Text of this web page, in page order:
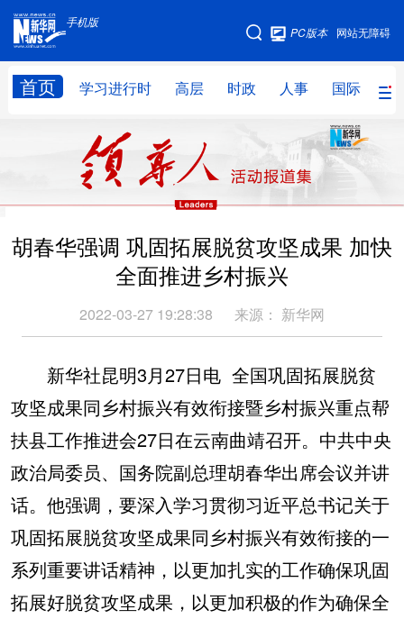
手机版
网站无障碍
PC版本
首页 学习进行时 高层 时政 人事 国际 财
手机版
网站地图
高层 人事
财经 网评
台湾 思客智库 全球连线 教育
科技 科创 量子 体育
书画 健康
视频 图片
法律 汽车
食品 人居 信息化 数字经济
学术中国 乡村振兴 银龄 溯源中国
城市 旅游 能源 会展
彩票 娱乐 时尚 悦读
公益 一带一路 亚太网 上市公司
文化产业
胡春华强调 巩固拓展脱贫攻坚成果 加快
全面推进乡村振兴
2022-03-27 19:28:38 来源： 新华网
新华社昆明3月27日电 全国巩固拓展脱贫
攻坚成果同乡村振兴有效衔接暨乡村振兴重点帮
扶县工作推进会27日在云南曲靖召开。中共中央
政治局委员、国务院副总理胡春华出席会议并讲
话。他强调，要深入学习贯彻习近平总书记关于
巩固拓展脱贫攻坚成果同乡村振兴有效衔接的一
系列重要讲话精神，以更加扎实的工作确保巩固
拓展好脱贫攻坚成果，以更加积极的作为确保全